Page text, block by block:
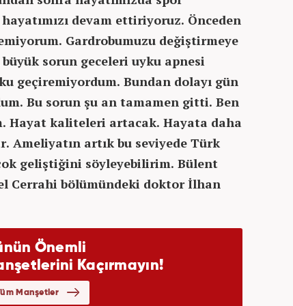
devam ettiriyoruz. Önceden
Gardrobumuzu değiştirmeye
sorun geceleri uyku apnesi
geçiremiyordum. Bundan dolayı gün
Bu sorun şu an tamamen gitti. Ben
Hayat kaliteleri artacak. Hayata daha
Ameliyatın artık bu seviyede Türk
geliştiğini söyleyebilirim. Bülent
Cerrahi bölümündeki doktor İlhan